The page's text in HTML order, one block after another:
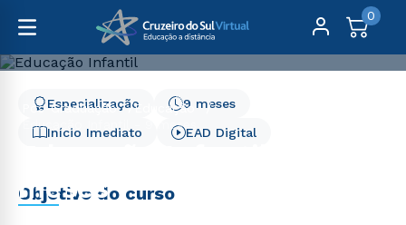
0
Pós-Graduação
Educação
Educação Infantil - 9 meses
meses
Início Imediato
9 meses
Especialização
EAD Digital
Objetivo do curso